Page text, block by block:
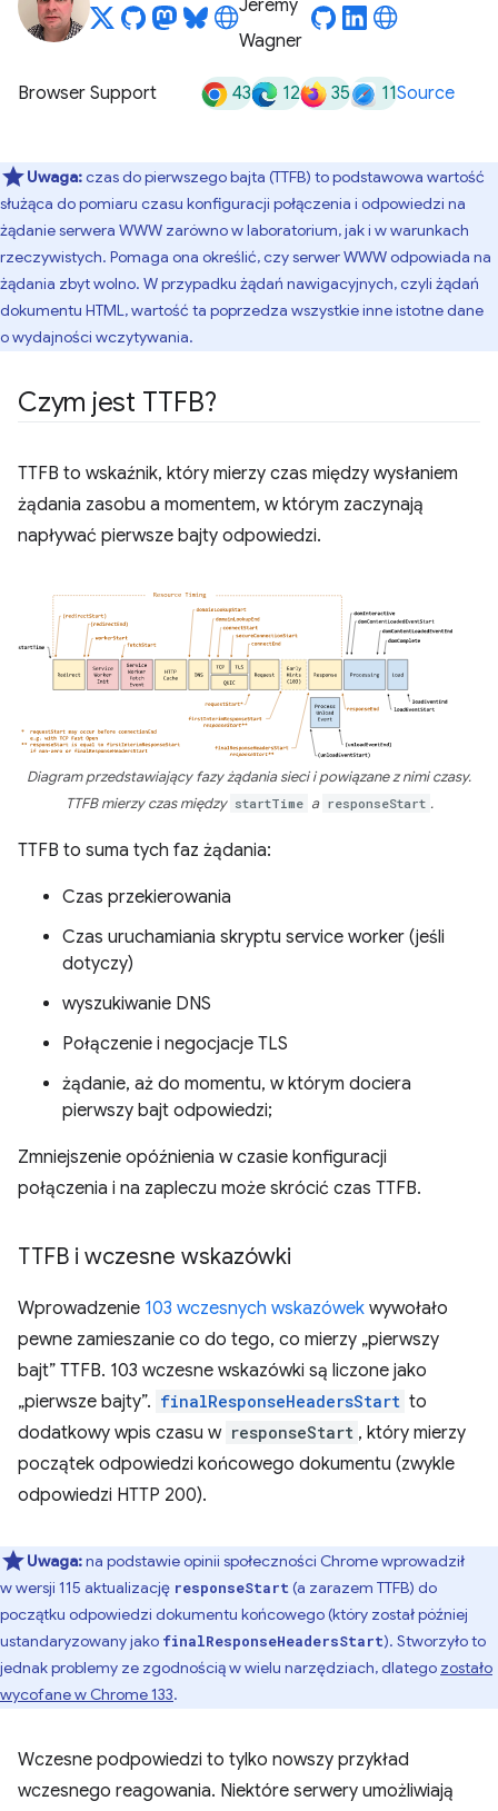
Browser Support 43 12 35 11Source
Uwaga:czas do pierwszego bajta (TTFB) to podstawowa wartość
służąca do pomiaru czasu konfiguracji połączenia i odpowiedzi na
żądanie serwera WWW zarówno w laboratorium, jak i w warunkach
rzeczywistych. Pomaga ona określić, czy serwer WWW odpowiada na
żądania zbyt wolno. W przypadku żądań nawigacyjnych, czyli żądań
dokumentu HTML, wartość ta poprzedza wszystkie inne istotne dane
o wydajności wczytywania.
Czym jest TTFB?
TTFB to wskaźnik, który mierzy czas między wysłaniem
żądania zasobu a momentem, w którym zaczynają
napływać pierwsze bajty odpowiedzi.
Diagram przedstawiający fazy żądania sieci i powiązane z nimi czasy.
TTFB mierzy czas między startTime a responseStart .
TTFB to suma tych faz żądania:
Czas przekierowania
Czas uruchamiania skryptu service worker (jeśli
dotyczy)
wyszukiwanie DNS
Połączenie i negocjacje TLS
żądanie, aż do momentu, w którym dociera
pierwszy bajt odpowiedzi;
Zmniejszenie opóźnienia w czasie konfiguracji
połączenia i na zapleczu może skrócić czas TTFB.
TTFB i wczesne wskazówki
Wprowadzenie 103 wczesnych wskazówek wywołało
pewne zamieszanie co do tego, co mierzy „pierwszy
bajt” TTFB. 103 wczesne wskazówki są liczone jako
„pierwsze bajty”. finalResponseHeadersStart to
dodatkowy wpis czasu w responseStart , który mierzy
początek odpowiedzi końcowego dokumentu (zwykle
odpowiedzi HTTP 200).
Uwaga:na podstawie opinii społeczności Chrome wprowadził
w wersji 115 aktualizację responseStart (a zarazem TTFB) do
początku odpowiedzi dokumentu końcowego (który został później
ustandaryzowany jako finalResponseHeadersStart). Stworzyło to
jednak problemy ze zgodnością w wielu narzędziach, dlatego zostało
wycofane w Chrome 133.
Wczesne podpowiedzi to tylko nowszy przykład
wczesnego reagowania. Niektóre serwery umożliwiają